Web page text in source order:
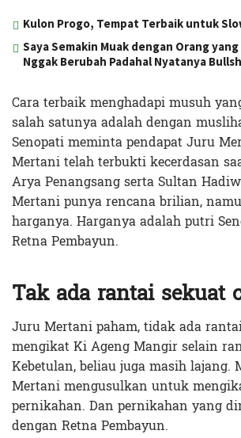
Kulon Progo, Tempat Terbaik untuk
Saya Semakin Muak dengan Orang
Nggak Berubah Padahal Nyatanya
Cara terbaik menghadapi musuh
salah satunya adalah dengan
Senopati meminta pendapat Juru
Mertani telah terbukti kecerdasan
Arya Penangsang serta Sultan
Mertani punya rencana brilian,
harganya. Harganya adalah putri
Retna Pembayun.
Tak ada rantai sekuat
Juru Mertani paham, tidak ada
mengikat Ki Ageng Mangir selain
Kebetulan, beliau juga masih lajang.
Mertani mengusulkan untuk
pernikahan. Dan pernikahan yang
dengan Retna Pembayun.